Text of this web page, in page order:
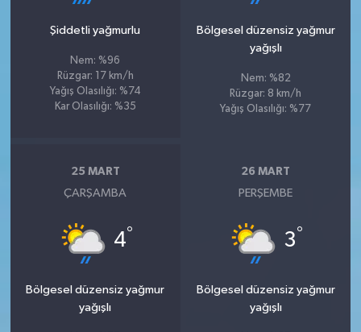
Şiddetli yağmurlu
Nem: %96
Rüzgar: 17 km/h
Yağış Olasılığı: %74
Kar Olasılığı: %35
Bölgesel düzensiz yağmur
yağışlı
Nem: %82
Rüzgar: 8 km/h
Yağış Olasılığı: %77
25 MART
ÇARŞAMBA
4°
Bölgesel düzensiz yağmur
yağışlı
26 MART
PERŞEMBE
3°
Bölgesel düzensiz yağmur
yağışlı